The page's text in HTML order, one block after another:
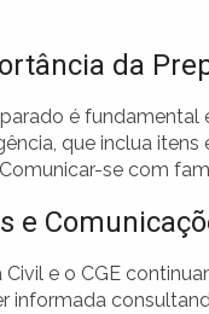
da
é
que inclua
se com
e
Civil e o CGE
informada